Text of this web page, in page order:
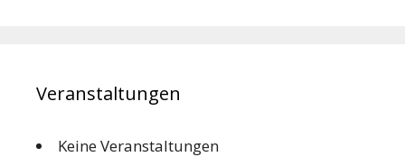
Veranstaltungen
Keine Veranstaltungen